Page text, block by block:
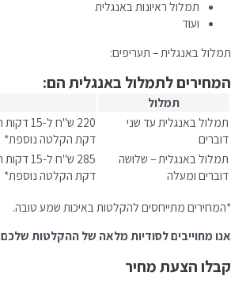
תמלול ראיונות באנגלית
ועוד
תמלול באנגלית – תעריפים:
המחירים לתמלול באנגלית הם:
תמלול
תמלול באנגלית עד שני
דוברים
דקת הקלטה נוספת*
תמלול באנגלית – שלושה
דוברים ומעלה
דקת הקלטה נוספת*
*המחירים מתייחסים להקלטות באיכות שמע טובה.
אנו מחוייבים לסודיות מלאה של ההקלטות שלכם
קבלו הצעת מחיר